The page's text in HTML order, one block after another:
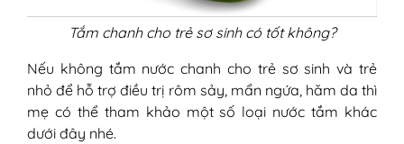
Tắm chanh cho trẻ sơ sinh có tốt không?
Nếu không tắm nước chanh cho trẻ sơ sinh và trẻ
nhỏ để hỗ trợ điều trị rôm sảy, mẩn ngứa, hăm da thì
mẹ có thể tham khảo một số loại nước tắm khác
dưới đây nhé.